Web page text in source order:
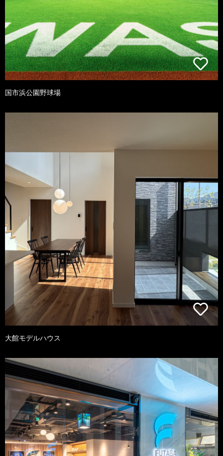
国市浜公園野球場
大館モデルハウス